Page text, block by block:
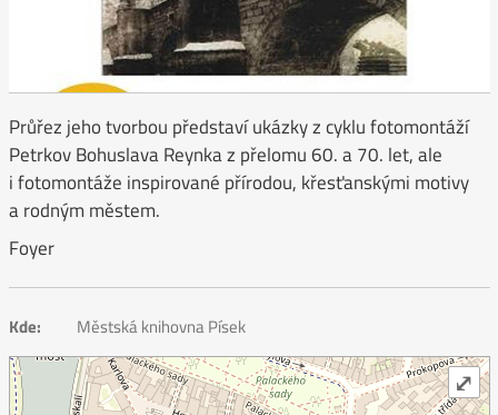
Průřez jeho tvorbou představí ukázky z cyklu fotomontáží
Petrkov Bohuslava Reynka z přelomu 60. a 70. let, ale
i fotomontáže inspirované přírodou, křesťanskými motivy
a rodným městem.
Foyer
Kde: Městská knihovna Písek
⤢